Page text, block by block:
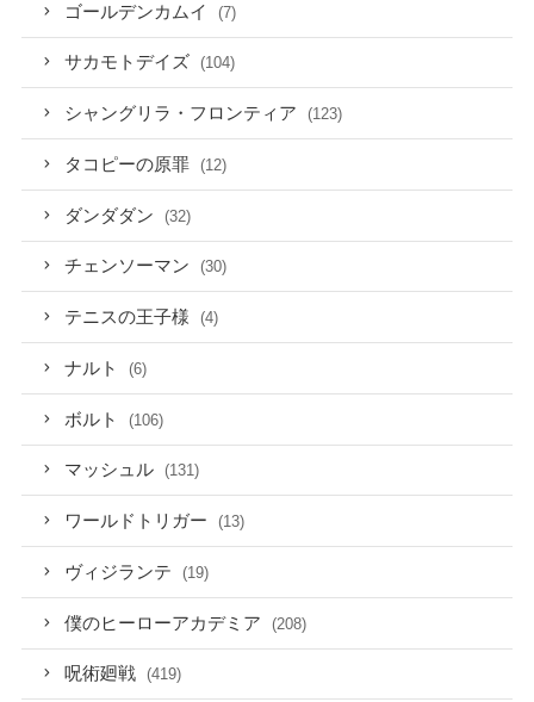
ゴールデンカムイ (7)
サカモトデイズ (104)
シャングリラ・フロンティア (123)
タコピーの原罪 (12)
ダンダダン (32)
チェンソーマン (30)
テニスの王子様 (4)
ナルト (6)
ボルト (106)
マッシュル (131)
ワールドトリガー (13)
ヴィジランテ (19)
僕のヒーローアカデミア (208)
呪術廻戦 (419)